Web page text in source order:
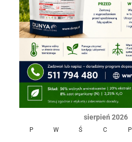
sierpień 2026
P W Ś C P